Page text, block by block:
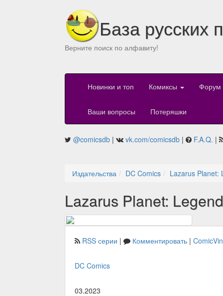
База русских
Верните поиск по алфавиту!
Новинки и топ Комиксы Форум
Ваши вопросы Потеряшки
@comicsdb | vk.com/comicsdb | F.A.Q. |
Издательства DC Comics Lazarus Planet:
Lazarus Planet:
RSS серии | Комментировать |
DC Comics
03.2023